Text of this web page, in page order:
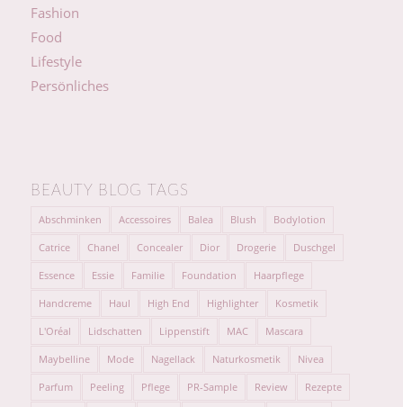
Fashion
Food
Lifestyle
Persönliches
BEAUTY BLOG TAGS
Abschminken Accessoires Balea Blush Bodylotion
Catrice Chanel Concealer Dior Drogerie Duschgel
Essence Essie Familie Foundation Haarpflege
Handcreme Haul High End Highlighter Kosmetik
L'Oréal Lidschatten Lippenstift MAC Mascara
Maybelline Mode Nagellack Naturkosmetik Nivea
Parfum Peeling Pflege PR-Sample Review Rezepte